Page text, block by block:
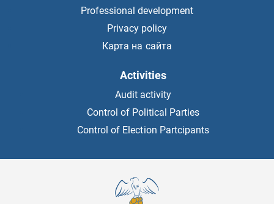
Professional development
Privacy policy
Карта на сайта
Activities
Audit activity
Control of Political Parties
Control of Election Partcipants